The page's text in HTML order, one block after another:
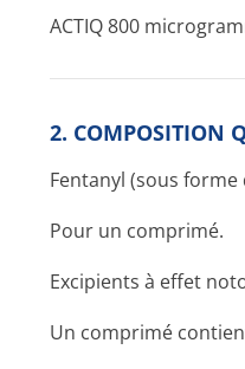
ACTIQ 800
2. COMPOSITION
Fentanyl (sous forme
Pour un comprimé.
Excipients à effet
Un comprimé